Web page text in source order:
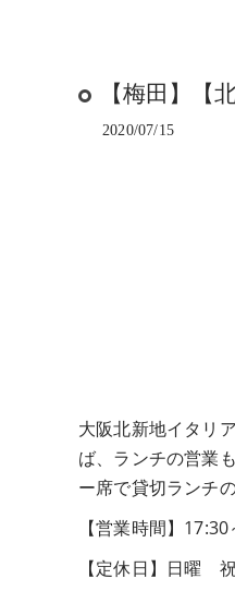
【梅田】【
2020/07/15
大阪北新地イタリ
ば、ランチの営業
ー席で貸切ランチ
【営業時間】
【定休日】日曜